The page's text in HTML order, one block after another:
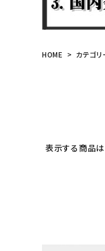
HOME カテゴ
表示する商品は